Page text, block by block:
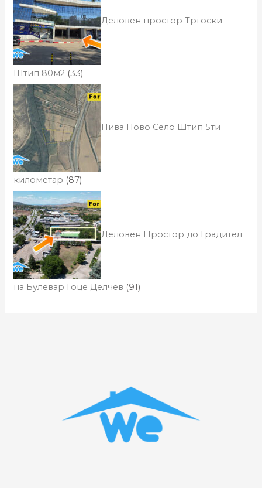
Деловен простор Тргоски
Штип 80м2 (33)
Нива Ново Село Штип 5ти
километар (87)
Деловен Простор до Градител
на Булевар Гоце Делчев (91)